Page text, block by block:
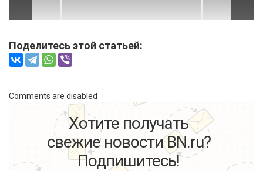
Поделитесь этой статьей:
Comments are disabled
Хотите получать
свежие новости BN.ru?
Подпишитесь!